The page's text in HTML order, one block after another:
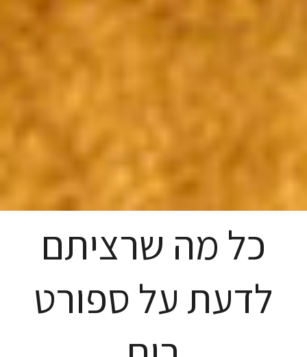
כל מה שרציתם
לדעת על ספורט